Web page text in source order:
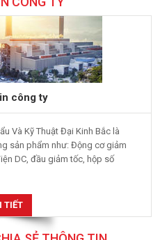
CÔNG TY
công ty
Và Kỹ Thuật Đại Kinh Bắc là
sản phẩm như: Động cơ giảm
DC, đầu giảm tốc, hộp số
TIẾT